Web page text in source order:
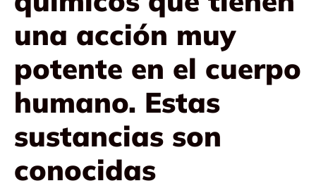
una acción muy
potente en el cuerpo
humano. Estas
sustancias son
conocidas